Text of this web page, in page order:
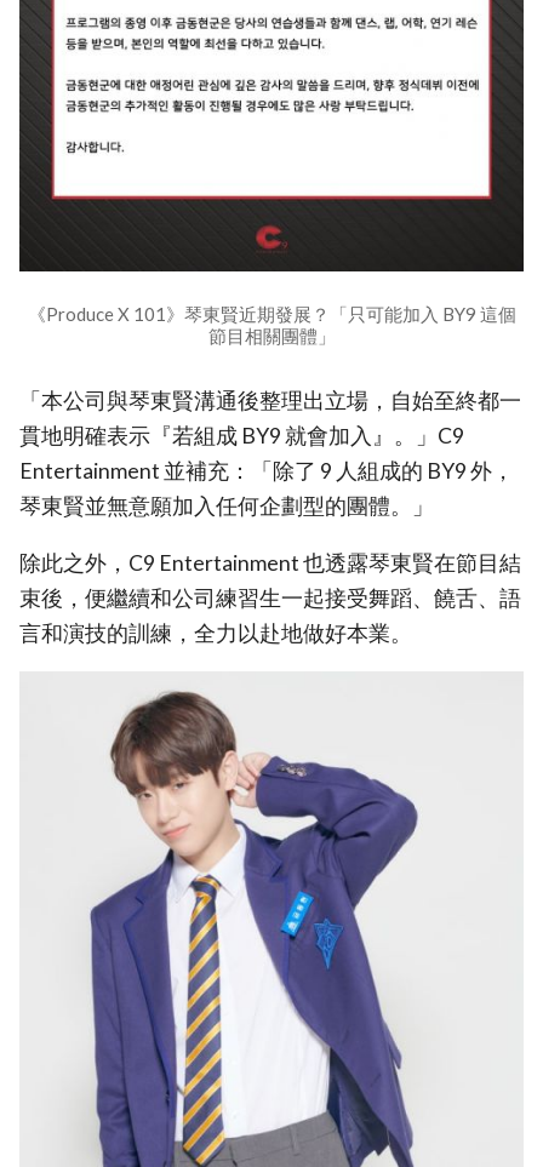
《Produce X 101》琴東賢近期發展？「只可能加入 BY9 這個
節目相關團體」
「本公司與琴東賢溝通後整理出立場，自始至終都一
貫地明確表示『若組成 BY9 就會加入』。」C9
Entertainment 並補充：「除了 9 人組成的 BY9 外，
琴東賢並無意願加入任何企劃型的團體。」
除此之外，C9 Entertainment 也透露琴東賢在節目結
束後，便繼續和公司練習生一起接受舞蹈、饒舌、語
言和演技的訓練，全力以赴地做好本業。